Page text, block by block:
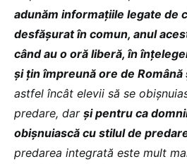
adunăm informațiile legate de
desfășurat în comun, anul
când au o oră liberă, în
și țin împreună ore de
astfel încât elevii să se
predare, dar și pentru ca
obișnuiască cu stilul de
predarea integrată este mult